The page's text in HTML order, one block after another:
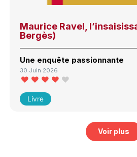
Maurice Ravel,
Bergès)
Une enquête passionnante
30 Juin 2026
Livre
Voir plus